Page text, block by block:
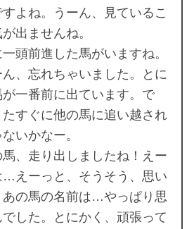
よね。うーん、見ているこ
出ませんね。
頭前進した馬がいますね。
、忘れちゃいました。とに
一番前に出ています。で
たすぐに他の馬に追い越され
いかなー。
馬、走り出しましたね！えー
…えーっと、そうそう、思い
あの馬の名前は…やっぱり思
した。とにかく、頑張って